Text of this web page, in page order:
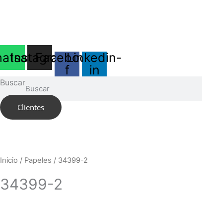
Instagram
Facebook-
f
Linkedin-
in
Buscar
Buscar
Clientes
Inicio / Papeles / 34399-2
34399-2